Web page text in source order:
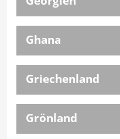
Ghana
Griechenland
Grönland